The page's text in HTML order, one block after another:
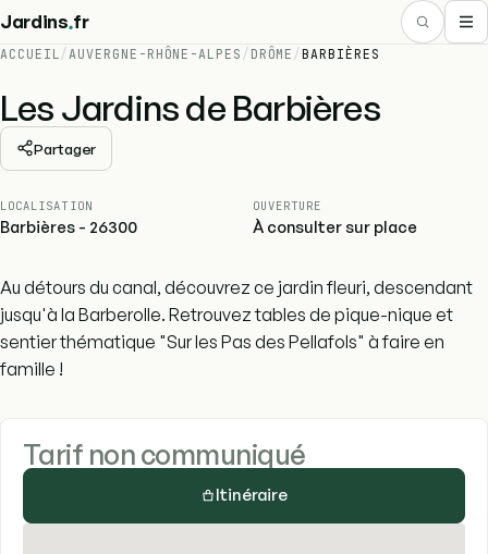
Jardins.fr
ACCUEIL/AUVERGNE-RHÔNE-ALPES / DRÔME /BARBIÈRES
Les Jardins de Barbières
Partager
LOCALISATION
Barbières - 26300
OUVERTURE
À consulter sur place
Au détours du canal, découvrez ce jardin fleuri, descendant
jusqu'à la Barberolle. Retrouvez tables de pique-nique et
sentier thématique "Sur les Pas des Pellafols" à faire en
famille !
Tarif non communiqué
Itinéraire